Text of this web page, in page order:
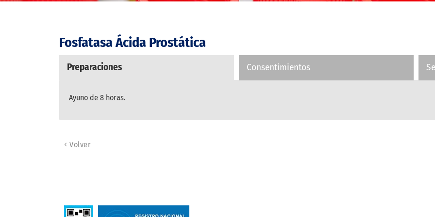
Fosfatasa Ácida Prostática
Preparaciones Consentimientos
Ayuno de 8 horas.
Volver